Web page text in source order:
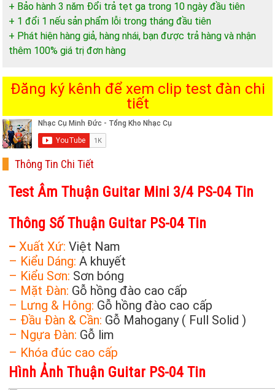
+ Bảo hành 3 năm Đổi trả tẹt ga trong 10 ngày đầu tiên
+ 1 đổi 1 nếu sản phẩm lỗi trong tháng đầu tiên
+ Phát hiện hàng giả, hàng nhái, bạn được trả hàng và nhận
thêm 100% giá trị đơn hàng
Đăng ký kênh để xem clip test đàn chi
tiết
Thông Tin Chi Tiết
Test Âm Thuận Guitar Mini 3/4 PS-04 Tin
Thông Số Thuận Guitar PS-04 Tin
– Xuất Xứ: Việt Nam
– Kiểu Dáng: A khuyết
– Kiểu Sơn: Sơn bóng
– Mặt Đàn: Gỗ hồng đào cao cấp
– Lưng & Hông: Gỗ hồng đào cao cấp
– Đầu Đàn & Cần: Gỗ Mahogany ( Full Solid )
– Ngựa Đàn: Gỗ lim
– Khóa đúc cao cấp
Hình Ảnh Thuận Guitar PS-04 Tin